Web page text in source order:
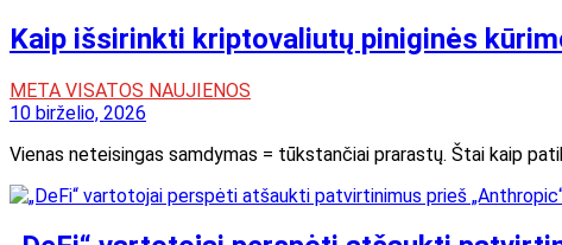
Kaip išsirinkti kriptovaliutų piniginės
META VISATOS NAUJIENOS
10 birželio, 2026
Vienas neteisingas samdymas = tūkstančiai prarastų. Štai kaip